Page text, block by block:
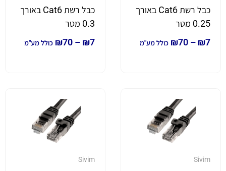
כבל רשת Cat6 באורך
0.25 מטר
₪7
–
₪70 כולל מע"מ
כבל רשת Cat6 באורך
0.3 מטר
₪7
–
₪70 כולל מע"מ
Sivim
Sivim